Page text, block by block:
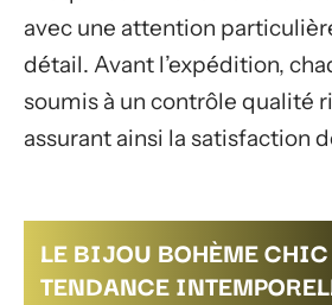
avec une attention
détail. Avant l’expédition,
soumis à un contrôle qualité
assurant ainsi la satisfaction
LE BIJOU BOHÈME
TENDANCE